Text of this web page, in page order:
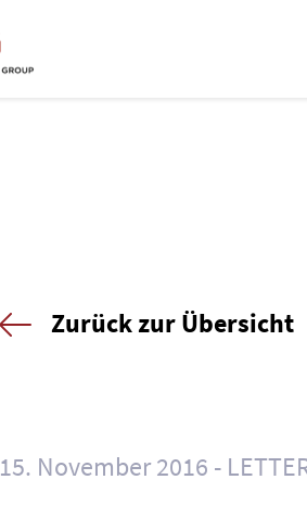
Zurück zur Übersicht
15. November 2016